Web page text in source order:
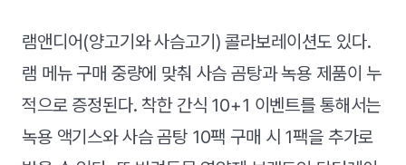
램앤디어(양고기와 사슴고기) 콜라보레이션도 있다.
램 메뉴 구매 중량에 맞춰 사슴 곰탕과 녹용 제품이 누
적으로 증정된다. 착한 간식 10+1 이벤트를 통해서는
녹용 액기스와 사슴 곰탕 10팩 구매 시 1팩을 추가로